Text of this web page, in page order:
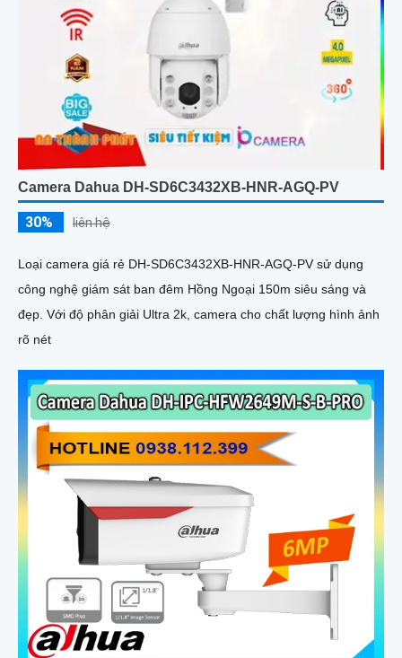
Camera Dahua DH-SD6C3432XB-HNR-AGQ-PV
30% liên hệ
Loại camera giá rẻ DH-SD6C3432XB-HNR-AGQ-PV sử dụng
công nghệ giám sát ban đêm Hồng Ngoại 150m siêu sáng và
đẹp. Với độ phân giải Ultra 2k, camera cho chất lượng hình ảnh
rõ nét